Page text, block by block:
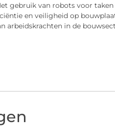
gebruik van robots voor taken
en veiligheid op
arbeidskrachten in de